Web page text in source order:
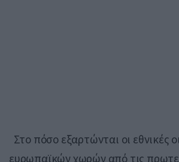
Στο πόσο εξαρτώνται οι εθνικές
ευρωπαϊκών χωρών από τις